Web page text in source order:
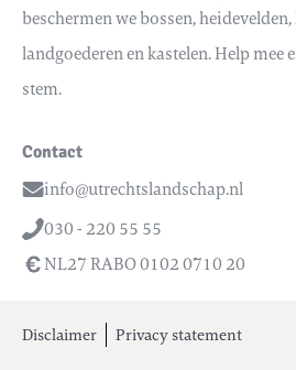
beschermen we bossen,
landgoederen en kastelen. Help mee
stem.
Contact
Email
info@utrechtslandschap.nl
Telefoon
030 - 220 55 55
NL27 RABO 0102 0710 20
Disclaimer Privacy statement